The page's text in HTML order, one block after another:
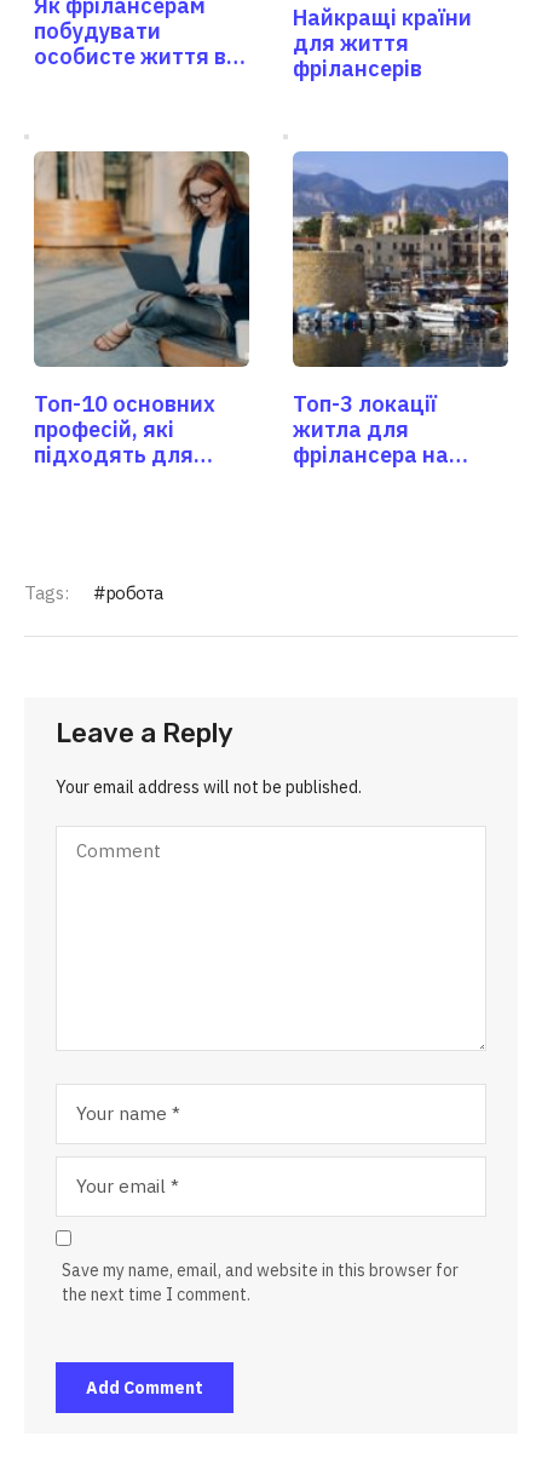
побудувати
особисте життя в
Найкращі країни
для життя
фрілансерів
Топ-10 основних
професій, які
підходять для
Топ-3 локації
житла для
фрілансера на
Tags: робота
Leave a Reply
Your email address will not be published.
Save my name, email, and website in this browser for
the next time I comment.